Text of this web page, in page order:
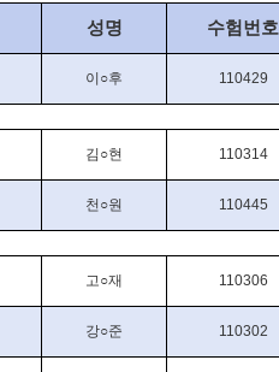
성명 수험번호
이 ○후 110429
김 ○현 110314
천 ○원 110445
고○재 110306
강○준 110302